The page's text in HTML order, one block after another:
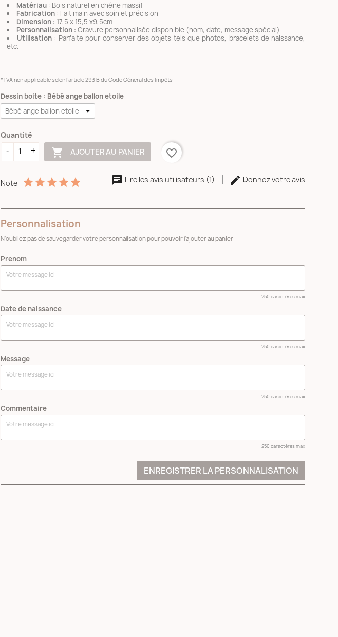
Matériau: Bois naturel en chêne massif
Fabrication: Fait main avec soin et précision
Dimension: 17,5 x 15,5 x9,5cm
Personnalisation: Gravure personnalisée disponible (nom, date, message spécial)
Utilisation : Parfaite pour conserver des objets tels que photos, bracelets de naissance,
etc.
------------
*TVA non applicable selon l’article 293 B du Code Général des Impôts
Dessin boite : Bébé ange ballon etoile
Quantité
 AJOUTER AU PANIER favorite_border
Note Lire les avis utilisateurs (1) Donnez votre avis
Personnalisation
N'oubliez pas de sauvegarder votre personnalisation pour pouvoir l'ajouter au panier
Prenom
250 caractères max
Date de naissance
250 caractères max
Message
250 caractères max
Commentaire
250 caractères max
ENREGISTRER LA PERSONNALISATION